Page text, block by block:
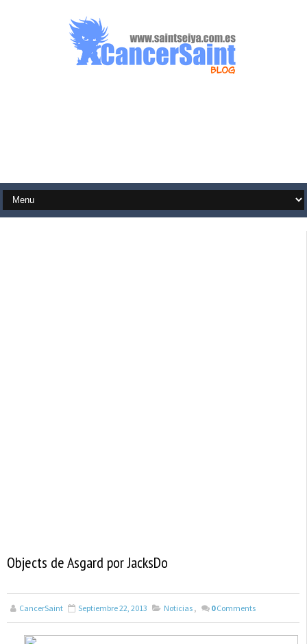
Objects de Asgard por JacksDo
CancerSaint Septiembre 22, 2013 Noticias , 0 Comments